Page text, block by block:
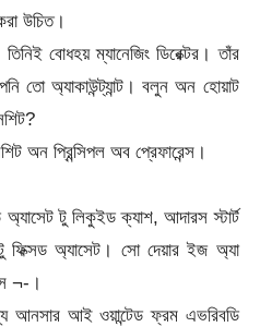
উচিত।
বোধহয় ম্যানেজিং ডিরেক্টর। তাঁর
তো অ্যাকাউন্ট্যান্ট। বলুন অন হোয়াট
অন প্রিন্সিপল অব প্রেফারেন্স।
অ্যাসেট টু লিকুইড ক্যাশ, আদারস স্টার্ট
অ্যাসেট। সো দেয়ার ইজ অ্যা
¬-।
আনসার আই ওয়ান্টেড ফ্রম এভরিবডি